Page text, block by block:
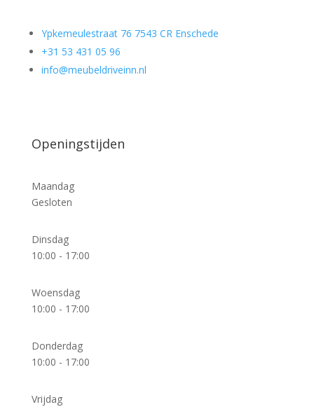
Ypkemeulestraat 76 7543 CR Enschede
+31 53 431 05 96
info@meubeldriveinn.nl
Openingstijden
Maandag
Gesloten
Dinsdag
10:00 - 17:00
Woensdag
10:00 - 17:00
Donderdag
10:00 - 17:00
Vrijdag